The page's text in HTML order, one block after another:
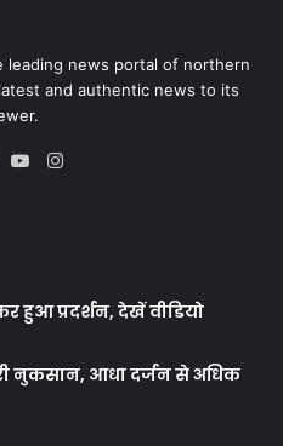
leading news portal of northern
and authentic news to its
Instagram
हुआ प्रदर्शन, देखें वीडियो
नुकसान, आधा दर्जन से अधिक